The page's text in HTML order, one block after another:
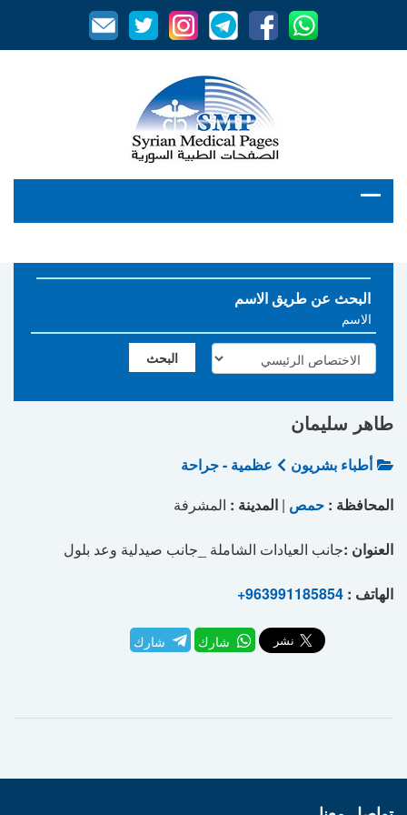
البحث عن طريق الاسم
طاهر سليمان
أطباء بشريون
عظمية - جراحة
المحافظة : حمص | المدينة : المشرفة
العنوان :جانب العيادات الشاملة _جانب صيدلية وعد بلول
الهاتف : +963991185854
شارك شارك